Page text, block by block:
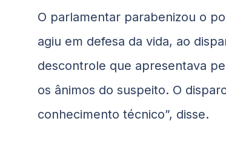
O parlamentar parabenizou o
agiu em defesa da vida, ao
descontrole que apresentava
os ânimos do suspeito. O
conhecimento técnico”, disse.